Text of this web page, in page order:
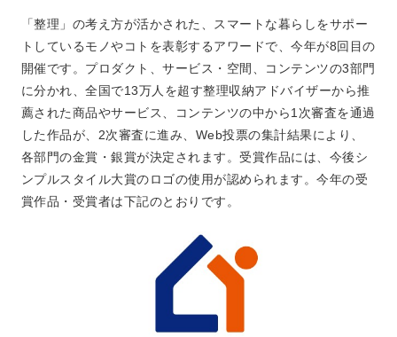
「整理」の考え方が活かされた、スマートな暮らしをサポー
トしているモノやコトを表彰するアワードで、今年が8回目の
開催です。プロダクト、サービス・空間、コンテンツの3部門
に分かれ、全国で13万人を超す整理収納アドバイザーから推
薦された商品やサービス、コンテンツの中から1次審査を通過
した作品が、2次審査に進み、Web投票の集計結果により、
各部門の金賞・銀賞が決定されます。受賞作品には、今後シ
ンプルスタイル大賞のロゴの使用が認められます。今年の受
賞作品・受賞者は下記のとおりです。